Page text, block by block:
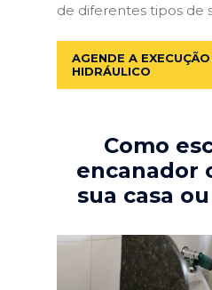
de diferentes tipos de
AGENDE A
HIDRÁULICO
Como
encanador
sua casa